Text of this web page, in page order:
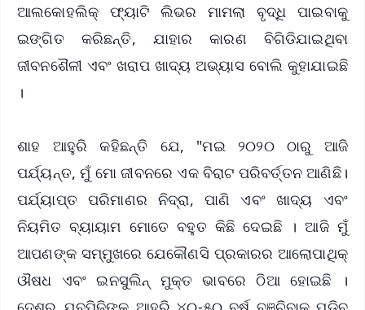
ଆଲକୋହଲିକ୍ ଫ୍ୟାଟି ଲିଭର ମାମଲା ବୃଦ୍ଧି ପାଇବାକୁ
ଇଙ୍ଗିତ କରିଛନ୍ତି, ଯାହାର କାରଣ ବିଗିଡିଯାଇଥିବା
ଜୀବନଶୈଳୀ ଏବଂ ଖରାପ ଖାଦ୍ୟ ଅଭ୍ୟାସ ବୋଲି କୁହାଯାଇଛି
।
ଶାହ ଆହୁରି କହିଛନ୍ତି ଯେ, "ମଇ ୨୦୨୦ ଠାରୁ ଆଜି
ପର୍ଯ୍ୟନ୍ତ, ମୁଁ ମୋ ଜୀବନରେ ଏକ ବିରାଟ ପରିବର୍ତ୍ତନ ଆଣିଛି।
ପର୍ଯ୍ୟାପ୍ତ ପରିମାଣର ନିଦ୍ରା, ପାଣି ଏବଂ ଖାଦ୍ୟ ଏବଂ
ନିୟମିତ ବ୍ୟାୟାମ ମୋତେ ବହୁତ କିଛି ଦେଇଛି । ଆଜି ମୁଁ
ଆପଣଙ୍କ ସମ୍ମୁଖରେ ଯେକୌଣସି ପ୍ରକାରର ଆଲୋପାଥିକ୍
ଔଷଧ ଏବଂ ଇନସୁଲିନ୍ ମୁକ୍ତ ଭାବରେ ଠିଆ ହୋଇଛି ।